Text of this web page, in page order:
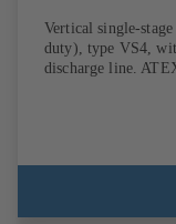
Vertical single-
duty), type VS4,
discharge line.